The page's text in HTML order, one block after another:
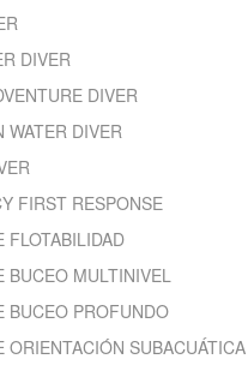
DIVER
DIVER
WATER DIVER
FIRST RESPONSE
FLOTABILIDAD
BUCEO MULTINIVEL
BUCEO PROFUNDO
ORIENTACIÓN SUBACUÁTICA